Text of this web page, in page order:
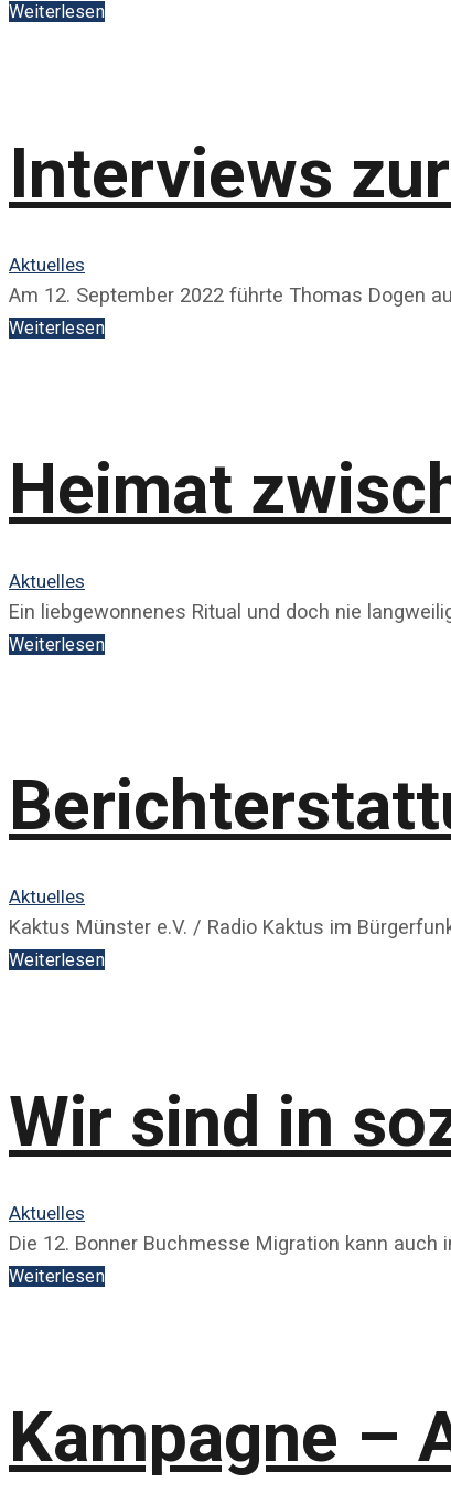
Weiterlesen
Interviews
Aktuelles
Am 12. September 2022 führte Thomas Dogen
Weiterlesen
Heimat
Aktuelles
Ein liebgewonnenes Ritual und doch nie
Weiterlesen
Aktuelles
Kaktus Münster e.V. / Radio Kaktus im
Weiterlesen
Wir sind in
Aktuelles
Die 12. Bonner Buchmesse Migration kann
Weiterlesen
Kampagne –